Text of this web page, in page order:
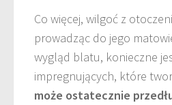
Co więcej, wilgoć z
prowadząc do jego
wygląd blatu, konieczne
impregnujących, które
może ostatecznie